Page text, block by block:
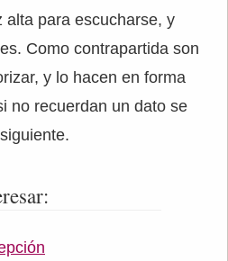
alta para escucharse, y
Como contrapartida son
y lo hacen en forma
no recuerdan un dato se